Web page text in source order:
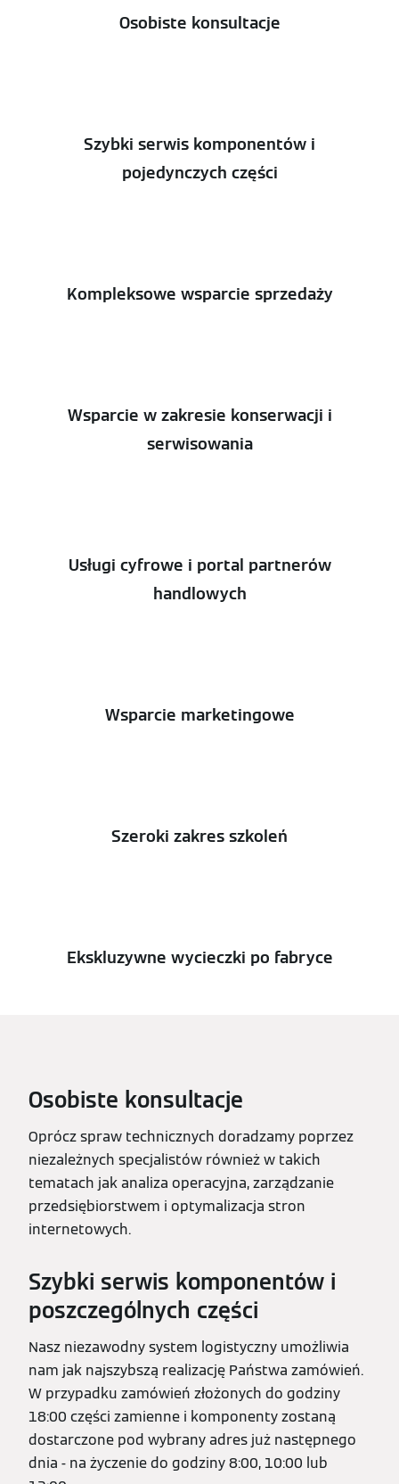
Osobiste konsultacje
Szybki serwis komponentów i
pojedynczych części
Kompleksowe wsparcie sprzedaży
Wsparcie w zakresie konserwacji i
serwisowania
Usługi cyfrowe i portal partnerów
handlowych
Wsparcie marketingowe
Szeroki zakres szkoleń
Ekskluzywne wycieczki po fabryce
Osobiste konsultacje
Oprócz spraw technicznych doradzamy poprzez
niezależnych specjalistów również w takich
tematach jak analiza operacyjna, zarządzanie
przedsiębiorstwem i optymalizacja stron
internetowych.
Szybki serwis komponentów i
poszczególnych części
Nasz niezawodny system logistyczny umożliwia
nam jak najszybszą realizację Państwa zamówień.
W przypadku zamówień złożonych do godziny
18:00 części zamienne i komponenty zostaną
dostarczone pod wybrany adres już następnego
dnia - na życzenie do godziny 8:00, 10:00 lub